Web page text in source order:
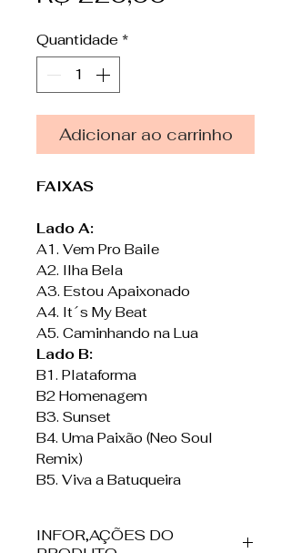
Quantidade *
Adicionar ao carrinho
FAIXAS
Lado A:
A1. Vem Pro Baile
A2. Ilha Bela
A3. Estou Apaixonado
A4. It´s My Beat
A5. Caminhando na Lua
Lado B:
B1. Plataforma
B2 Homenagem
B3. Sunset
B4. Uma Paixão (Neo Soul
Remix)
B5. Viva a Batuqueira
INFOR,AÇÕES DO